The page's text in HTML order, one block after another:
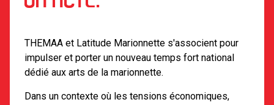
THEMAA et Latitude Marionnette s'associent pour
impulser et porter un nouveau temps fort national
dédié aux arts de la marionnette.
Dans un contexte où les tensions économiques,